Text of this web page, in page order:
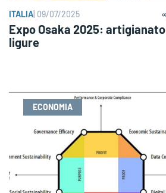
ITALIA| 09/07/2025
Expo Osaka 2025: artigianato
ligure
ECONOMIA